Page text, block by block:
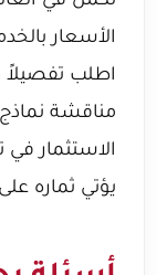
الأسعار
اطلب تفصيلاً
مناقشة
الاستثمار
يؤتي ثماره